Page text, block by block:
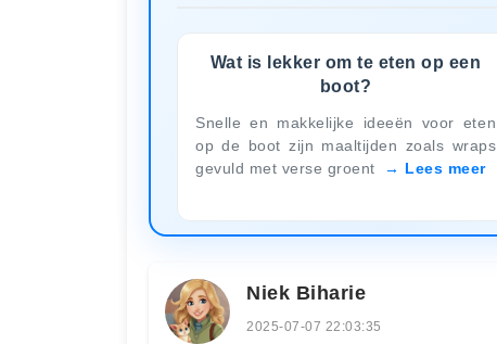
Wat is lekker om te eten op een
boot?
Snelle en makkelijke ideeën voor eten
op de boot zijn maaltijden zoals wraps
gevuld met verse groent
Lees meer
Niek Biharie
2025-07-07 22:03:35